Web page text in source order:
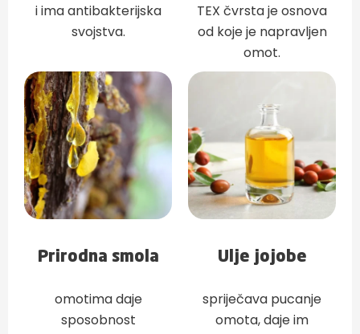
i ima antibakterijska
svojstva.
TEX čvrsta je osnova
od koje je napravljen
omot.
Prirodna smola
omotima daje
sposobnost
Ulje jojobe
spriječava pucanje
omota, daje im